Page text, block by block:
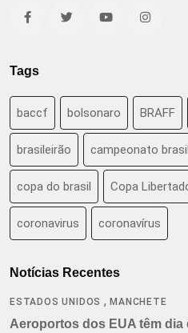
Tags
baccf bolsonaro BRAFF
brasileirão campeonato
copa do brasil Copa
coronavirus coronavírus
Notícias Recentes
ESTADOS UNIDOS ,MANCHETE
Aeroportos dos EUA têm dia